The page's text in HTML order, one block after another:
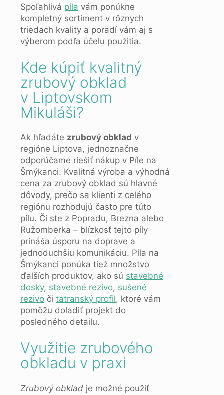
Spoľahlivá píla vám ponúkne
kompletný sortiment v rôznych
triedach kvality a poradí vám aj s
výberom podľa účelu použitia.
Kde kúpiť kvalitný
zrubový obklad
v Liptovskom
Mikuláši?
Ak hľadáte zrubový obklad v
regióne Liptova, jednoznačne
odporúčame riešiť nákup v Píle na
Šmýkanci. Kvalitná výroba a výhodná
cena za zrubový obklad sú hlavné
dôvody, prečo sa klienti z celého
regiónu rozhodujú často pre túto
pílu. Či ste z Popradu, Brezna alebo
Ružomberka – blízkosť tejto píly
prináša úsporu na doprave a
jednoduchšiu komunikáciu. Píla na
Šmýkanci ponúka tiež množstvo
ďalších produktov, ako sú stavebné
dosky, stavebné rezivo, sušené
rezivo či tatranský profil, ktoré vám
pomôžu doladiť projekt do
posledného detailu.
Využitie zrubového
obkladu v praxi
Zrubový obklad je možné použiť